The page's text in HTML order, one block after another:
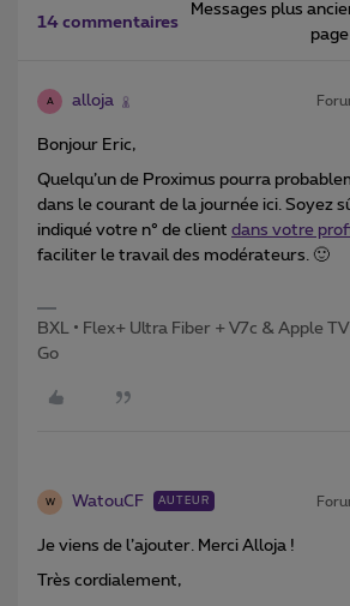
14 commentaires
Messages plus
page
A alloja
Bonjour Eric,
Quelqu’un de Proximus pourra
dans le courant de la journée ici. Soyez
indiqué votre n° de client dans votre
faciliter le travail des modérateurs. 🙂
BXL • Flex+ Ultra Fiber + V7c & Apple
Go
W WatouCF AUTEUR
Je viens de l’ajouter. Merci Alloja !
Très cordialement,